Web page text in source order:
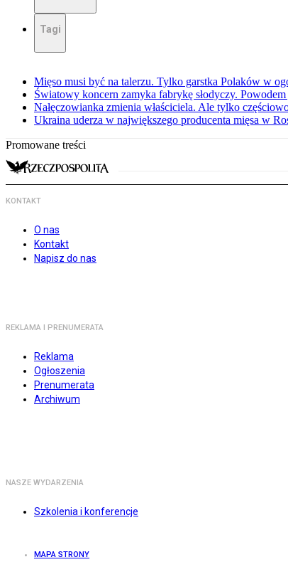
Tagi
Mięso musi być na talerzu. Tylko garstka Polaków w
Światowy koncern zamyka fabrykę słodyczy.
Nałęczowianka zmienia właściciela. Ale tylko
Ukraina uderza w największego producenta mięsa w
Promowane treści
KONTAKT
O nas
Kontakt
Napisz do nas
REKLAMA I PRENUMERATA
Reklama
Ogłoszenia
Prenumerata
Archiwum
NASZE WYDARZENIA
Szkolenia i konferencje
MAPA STRONY